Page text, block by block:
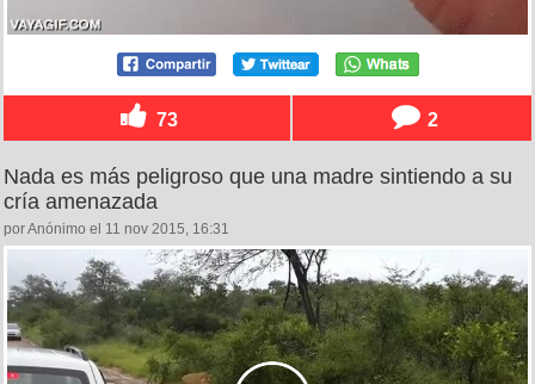
73 2
Nada es más peligroso que una madre sintiendo a su
cría amenazada
por Anónimo el 11 nov 2015, 16:31